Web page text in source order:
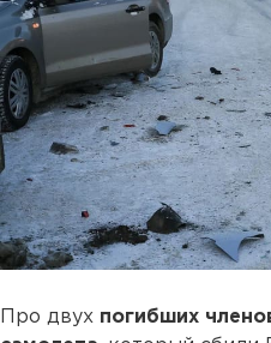
Про двух погибших